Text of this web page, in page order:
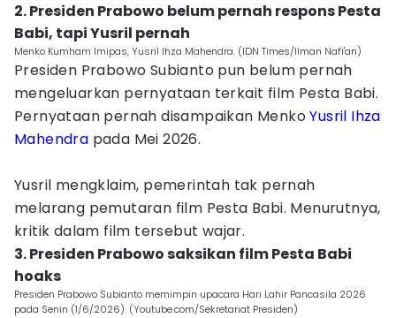
2. Presiden Prabowo belum pernah respons Pesta
Babi, tapi Yusril pernah
Menko Kumham Imipas, Yusril Ihza Mahendra. (IDN Times/Ilman Nafi'an)
Presiden Prabowo Subianto pun belum pernah
mengeluarkan pernyataan terkait film Pesta Babi.
Pernyataan pernah disampaikan MenkoYusril Ihza
Mahendra pada Mei 2026.
Yusril mengklaim, pemerintah tak pernah
melarang pemutaran film Pesta Babi. Menurutnya,
kritik dalam film tersebut wajar.
3. Presiden Prabowo saksikan film Pesta Babi
hoaks
Presiden Prabowo Subianto memimpin upacara Hari Lahir Pancasila 2026
pada Senin (1/6/2026). (Youtube.com/Sekretariat Presiden)